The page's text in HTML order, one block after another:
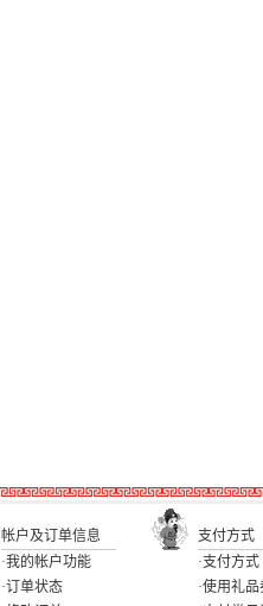
帐户及订单信息
支付方式
·我的帐户功能
·订单状态
·支付方式
·使用礼品